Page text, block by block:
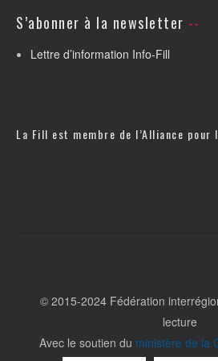
S’abonner à la newsletter
Lettre d’information Info-Fill
La Fill est membre de l’Alliance pour
© 2015-2024 Fédération
lecture
Avec le soutien du ministère de la